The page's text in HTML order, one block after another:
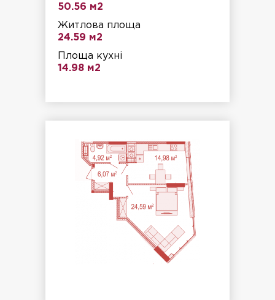
50.56 м2
Житлова площа
24.59 м2
Площа кухні
14.98 м2